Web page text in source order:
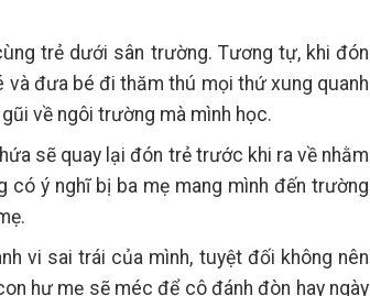
trẻ dưới sân trường. Tương tự, khi đón
và đưa bé đi thăm thú mọi thứ xung quanh
về ngôi trường mà mình học.
sẽ quay lại đón trẻ trước khi ra về nhằm
ý nghĩ bị ba mẹ mang mình đến trường
vi sai trái của mình, tuyệt đối không nên
hư mẹ sẽ méc để cô đánh đòn hay ngày